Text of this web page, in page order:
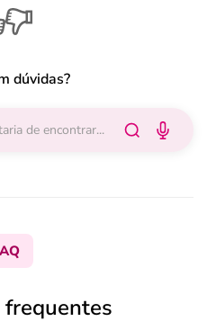
dúvidas?
frequentes